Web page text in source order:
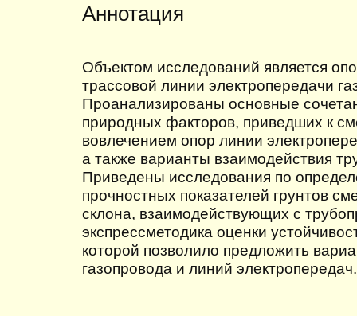
Аннотация
Объектом исследований является
трассовой линии электропередачи
Проанализированы основные
природных факторов, приведших к
вовлечением опор линии
а также варианты взаимодействия
Приведены исследования по
прочностных показателей грунтов
склона, взаимодействующих с
экспрессметодика оценки
которой позволило предложить
газопровода и линий электропередач.